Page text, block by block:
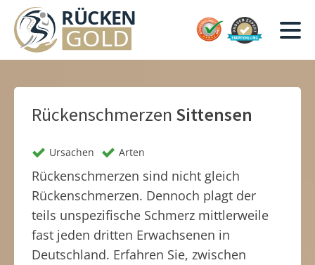
Rückenschmerzen Sittensen
Ursachen Arten
Rückenschmerzen sind nicht gleich
Rückenschmerzen. Dennoch plagt der
teils unspezifische Schmerz mittlerweile
fast jeden dritten Erwachsenen in
Deutschland. Erfahren Sie, zwischen